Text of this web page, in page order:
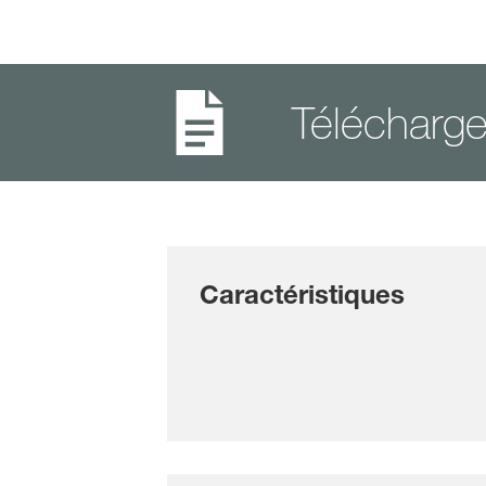
Caractéristiques